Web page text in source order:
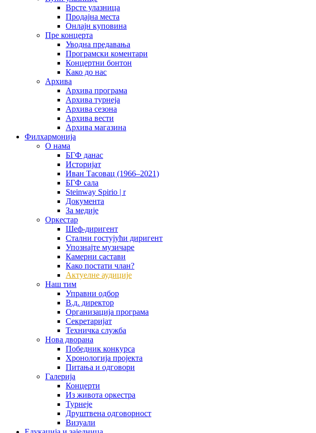
Врсте улазница
Продајна места
Oнлајн куповинa
Пре концерта
Уводна предавања
Програмски коментари
Концертни бонтон
Како до нас
Архива
Архива програма
Архива турнеја
Архива сезона
Архива вести
Архива магазина
Филхармонија
О нама
БГФ данас
Историјат
Иван Тасовац (1966–2021)
БГФ сала
Steinway Spirio | r
Документа
За медије
Оркестар
Шеф-диригент
Стални гостујући диригент
Упознајте музичаре
Камерни састави
Како постати члан?
Актуелне аудиције
Наш тим
Управни одбор
В.д. директор
Организација програма
Секретаријат
Техничка служба
Нова дворана
Победник конкурса
Хронологија пројекта
Питања и одговори
Галерија
Концерти
Из живота оркестра
Турнеје
Друштвена одговорност
Визуали